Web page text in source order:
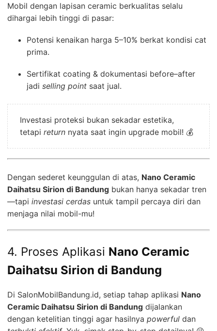
Mobil dengan lapisan ceramic berkualitas selalu
dihargai lebih tinggi di pasar:
Potensi kenaikan harga 5–10% berkat kondisi cat
prima.
Sertifikat coating & dokumentasi before–after
jadi selling point saat jual.
Investasi proteksi bukan sekadar estetika,
tetapi return nyata saat ingin upgrade mobil! 💰
Dengan sederet keunggulan di atas, Nano Ceramic
Daihatsu Sirion di Bandung bukan hanya sekadar tren
—tapi investasi cerdas untuk tampil percaya diri dan
menjaga nilai mobil-mu!
4. Proses Aplikasi Nano Ceramic
Daihatsu Sirion di Bandung
Di SalonMobilBandung.id, setiap tahap aplikasi Nano
Ceramic Daihatsu Sirion di Bandung dijalankan
dengan ketelitian tinggi agar hasilnya powerful dan